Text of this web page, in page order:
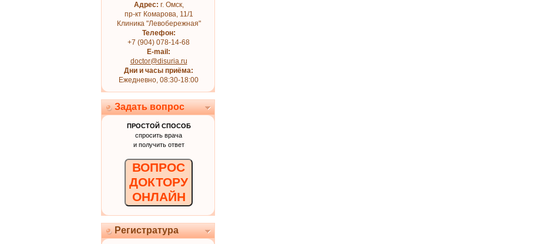
Адрес: г. Омск,
пр-кт Комарова, 11/1
Клиника "Левобережная"
Телефон:
+7 (904) 078-14-68
E-mail:
doctor@disuria.ru
Дни и часы приёма:
Ежедневно, 08:30-18:00
Задать вопрос
ПРОСТОЙ СПОСОБ
спросить врача
и получить ответ
ВОПРОС
ДОКТОРУ
ОНЛАЙН
Регистратура